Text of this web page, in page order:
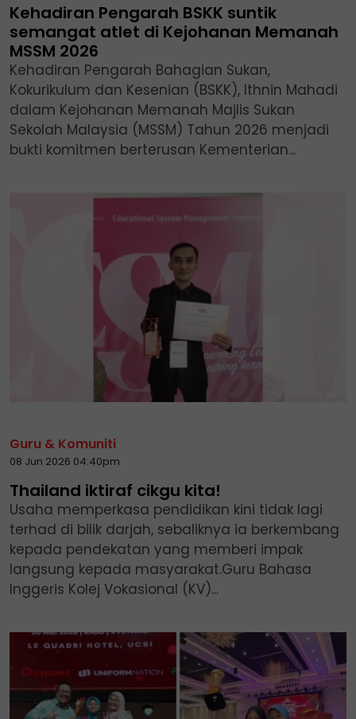
Kehadiran Pengarah BSKK suntik
semangat atlet di Kejohanan Memanah
MSSM 2026
Kehadiran Pengarah Bahagian Sukan,
Kokurikulum dan Kesenian (BSKK), Ithnin Mahadi
dalam Kejohanan Memanah Majlis Sukan
Sekolah Malaysia (MSSM) Tahun 2026 menjadi
bukti komitmen berterusan Kementerian...
Guru & Komuniti
08 Jun 2026 04:40pm
Thailand iktiraf cikgu kita!
Usaha memperkasa pendidikan kini tidak lagi
terhad di bilik darjah, sebaliknya ia berkembang
kepada pendekatan yang memberi impak
langsung kepada masyarakat.Guru Bahasa
Inggeris Kolej Vokasional (KV)...